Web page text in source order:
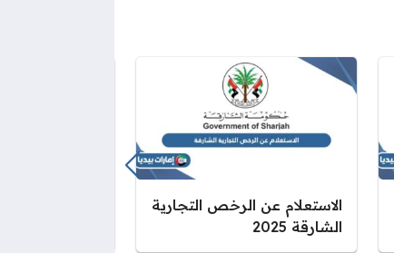
الاستعلام عن الرخص التجارية
الشارقة 2025